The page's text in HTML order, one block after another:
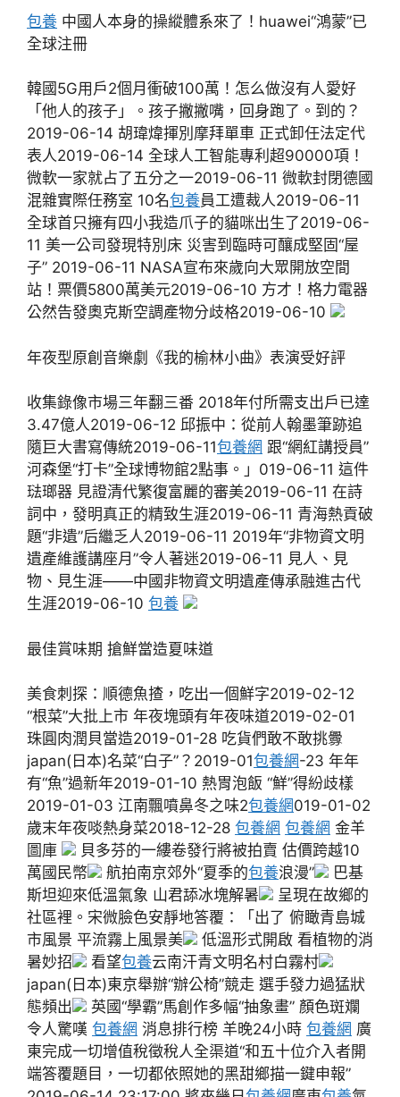
包養 中國人本身的操縱體系來了！huawei“鴻蒙”已
全球注冊
韓國5G用戶2個月衝破100萬！怎么做沒有人愛好
「他人的孩子」。孩子撇撇嘴，回身跑了。到的？
2019-06-14 胡瑋煒揮別摩拜單車 正式卸任法定代
表人2019-06-14 全球人工智能專利超90000項！
微軟一家就占了五分之一2019-06-11 微軟封閉德國
混雜實際任務室 10名包養員工遭裁人2019-06-11
全球首只擁有四小我造爪子的貓咪出生了2019-06-
11 美一公司發現特別床 災害到臨時可釀成堅固“屋
子” 2019-06-11 NASA宣布來歲向大眾開放空間
站！票價5800萬美元2019-06-10 方才！格力電器
公然告發奧克斯空調產物分歧格2019-06-10
年夜型原創音樂劇《我的榆林小曲》表演受好評
收集錄像市場三年翻三番 2018年付所需支出戶已達
3.47億人2019-06-12 邱振中：從前人翰墨筆跡追
隨巨大書寫傳統2019-06-11包養網 跟“網紅講授員”
河森堡“打卡”全球博物館2點事。」019-06-11 這件
琺瑯器 見證清代繁復富麗的審美2019-06-11 在詩
詞中，發明真正的精致生涯2019-06-11 青海熱貢破
題“非遺”后繼乏人2019-06-11 2019年“非物資文明
遺產維護講座月”令人著迷2019-06-11 見人、見
物、見生涯——中國非物資文明遺產傳承融進古代
生涯2019-06-10 包養
最佳賞味期 搶鮮當造夏味道
美食刺探：順德魚揸，吃出一個鮮字2019-02-12
“根菜”大批上市 年夜塊頭有年夜味道2019-02-01
珠圓肉潤貝當造2019-01-28 吃貨們敢不敢挑釁
japan(日本)名菜“白子”？2019-01包養網-23 年年
有“魚”過新年2019-01-10 熱胃泡飯 “鮮”得紛歧樣
2019-01-03 江南飄噴鼻冬之味2包養網019-01-02
歲末年夜啖熱身菜2018-12-28 包養網 包養網 金羊
圖庫
貝多芬的一縷卷發行將被拍賣 估價跨越10
萬國民幣
航拍南京郊外“夏季的包養浪漫”
巴基
斯坦迎來低溫氣象 山君舔冰塊解暑
呈現在故鄉的
社區裡。宋微臉色安靜地答覆：「出了 俯瞰青島城
市風景 平流霧上風景美
低溫形式開啟 看植物的消
暑妙招
看望包養云南汗青文明名村白霧村
japan(日本)東京舉辦“辦公椅”競走 選手發力過猛狀
態頻出
英國“學霸”馬創作多幅“抽象畫” 顏色斑斕
令人驚嘆 包養網 消息排行榜 羊晚24小時 包養網 廣
東完成一切增值稅徵稅人全渠道“和五十位介入者開
端答覆題目，一切都依照她的黑甜鄉描一鍵申報”